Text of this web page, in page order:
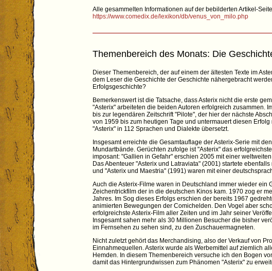
Alle gesammelten Informationen auf der bebilderten Artikel-
https://www.comedix.de/lexikon/db/venus_von_milo.php
Themenbereich des Monats: Die
Dieser Themenbereich, der auf einem der ältesten Texte im
dem Leser die Geschichte der Geschichte nähergebracht
Erfolgsgeschichte?
Bemerkenswert ist die Tatsache, dass Asterix nicht die erste
"Asterix" arbeiteten die beiden Autoren erfolgreich zusammen.
bis zur legendären Zeitschrift "Pilote", der hier der nächste
von 1959 bis zum heutigen Tage und untermauert diesen
"Asterix" in 112 Sprachen und Dialekte übersetzt.
Insgesamt erreichte die Gesamtauflage der Asterix-Serie mit
Mundartbände. Gerüchten zufolge ist "Asterix" das
imposant: "Gallien in Gefahr" erschien 2005 mit einer
Das Abenteuer "Asterix und Latraviata" (2001) startete
und "Asterix und Maestria" (1991) waren mit einer
Auch die Asterix-Filme waren in Deutschland immer wieder ein
Zeichentrickfilm der in die deutschen Kinos kam. 1970 zog er
Jahres. Im Sog dieses Erfolgs erschien der bereits 1967
animierten Bewegungen der Comichelden. Den Vogel aber
erfolgreichste Asterix-Film aller Zeiten und im Jahr seiner
Insgesamt sahen mehr als 30 Millionen Besucher die bisher
im Fernsehen zu sehen sind, zu den Zuschauermagneten.
Nicht zuletzt gehört das Merchandising, also der Verkauf von
Einnahmequellen. Asterix wurde als Werbemittel auf ziemlich
Hemden. In diesem Themenbereich versuche ich den Bogen
damit das Hintergrundwissen zum Phänomen "Asterix" zu